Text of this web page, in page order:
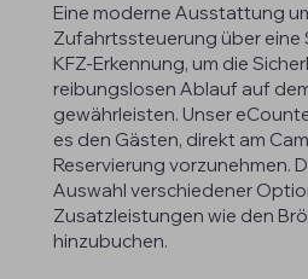
Eine moderne Ausstattung
Zufahrtssteuerung über eine
KFZ-Erkennung, um die
reibungslosen Ablauf auf
gewährleisten. Unser
es den Gästen, direkt am
Reservierung vorzunehmen.
Auswahl verschiedener
Zusatzleistungen wie den
hinzubuchen.